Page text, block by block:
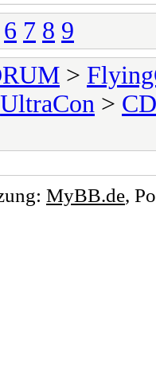
6 7 8 9
>
UltraCon >
MyBB.de,